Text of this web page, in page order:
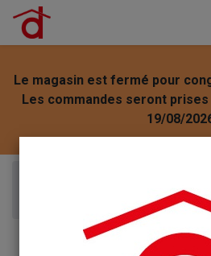
Le magasin est fermé pour
Les commandes seront
19/08/
Estalin clair 250ml